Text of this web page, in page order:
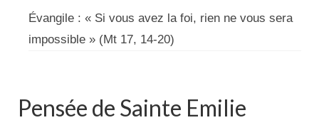
Évangile : « Si vous avez la foi, rien ne vous sera
impossible » (Mt 17, 14-20)
Pensée de Sainte Emilie